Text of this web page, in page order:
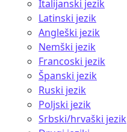
Italijanski jezik
Latinski jezik
Angleški jezik
Nemški jezik
Francoski jezik
Španski jezik
Ruski jezik
Poljski jezik
Srbski/hrvaški jezik